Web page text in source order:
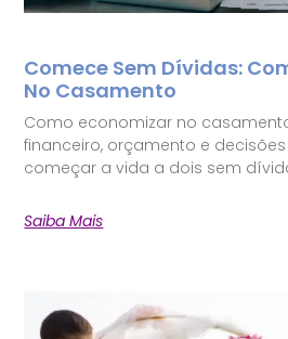
Comece Sem Dívidas:
No Casamento
Como economizar no
financeiro, orçamento e
começar a vida a dois sem
Saiba Mais